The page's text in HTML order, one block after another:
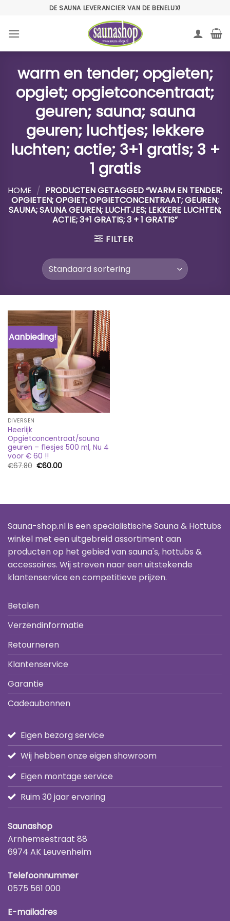
inhoud
DE SAUNA LEVERANCIER VAN DE BENELUX!
warm en tender; opgieten;
opgiet; opgietconcentraat;
geuren; sauna; sauna
geuren; luchtjes; lekkere
luchten; actie; 3+1 gratis; 3 +
1 gratis
HOME / PRODUCTEN GETAGGED “WARM EN TENDER;
OPGIETEN; OPGIET; OPGIETCONCENTRAAT; GEUREN;
SAUNA; SAUNA GEUREN; LUCHTJES; LEKKERE LUCHTEN;
ACTIE; 3+1 GRATIS; 3 + 1 GRATIS”
FILTER
Aanbieding!
DIVERSEN
Heerlijk
Opgietconcentraat/sauna
geuren – flesjes 500 ml, Nu 4
voor € 60 !!
€67.80 Oorspronkelijke
€60.00Huidige
Sauna-shop.nl is een specialistische Sauna & Hottubs
winkel met een uitgebreid assortiment aan
producten op het gebied van sauna's, hottubs &
accessoires. Wij streven naar een uitstekende
klantenservice en competitieve prijzen.
Betalen
Verzendinformatie
Retourneren
Klantenservice
Garantie
Cadeaubonnen
Eigen bezorg service
Wij hebben onze eigen showroom
Eigen montage service
Ruim 30 jaar ervaring
Saunashop
Arnhemsestraat 88
6974 AK Leuvenheim
Telefoonnummer
0575 561 000
E-mailadres